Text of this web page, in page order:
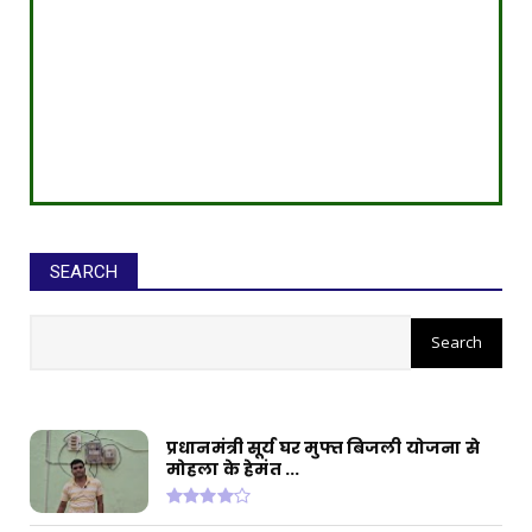
SEARCH
सीईओ ने घोटाले कर बनाई करोड़ों की
प्रधानमंत्री सूर्य घर मुफ्त बिजली योजना से
मोहला के हेमंत ...